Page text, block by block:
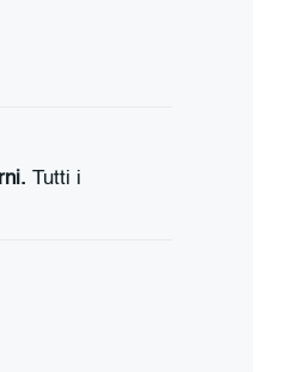
Tutti i